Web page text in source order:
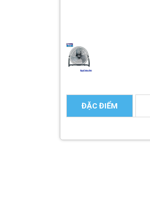
ĐẶC ĐIỂM